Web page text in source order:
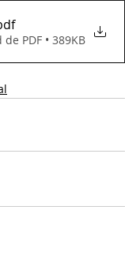
PDF • 389KB